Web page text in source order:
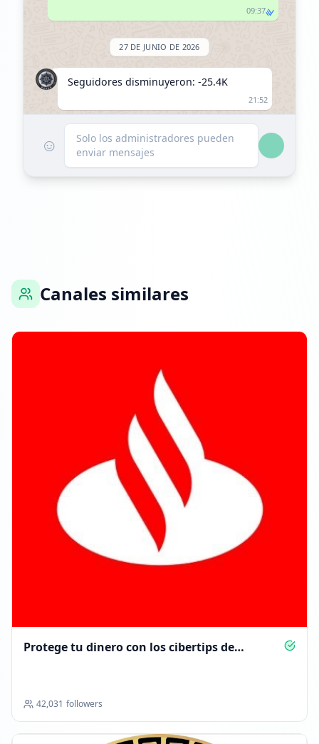
09:37
27 DE JUNIO DE 2026
Seguidores disminuyeron: -25.4K
21:52
Alcanzó 0 seguidores
21:52
☺
Solo los administradores pueden
enviar mensajes
Canales similares
Protege tu dinero con los cibertips de
42,031 followers